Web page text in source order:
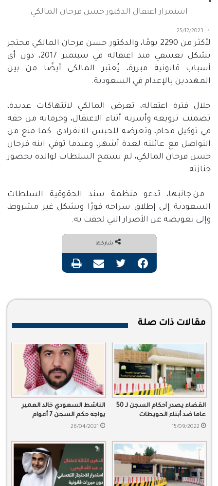
استمرار اعتقال الدكتور حسن فرحان المالكي
25/12/2023
لأكثر من 2290 يومًا، والدكتور حسن فرحان المالكي محتجز
بشكل تعسفي منذ اعتقاله في سبتمبر 2017، دون أي
أسباب قانونية مبررة، يُعتبر المالكي أيضًا من بين
المهددين بالإعدام في السعودية.
خلال فترة اعتقاله، تعرض المالكي لانتهاكات عديدة،
تضمنت ترويعه وأسرته أثناء الاعتقال، وحرمانه من حقه
في توكيل محام، وتعرضه للحبس الانفرادي. كما منع من
التواصل مع عائلته لعدة أشهر، وعندما توفي ابنه فرحان
حسن فرحان المالكي، لم تسمح السلطات لوالده بحضور
جنازته.
من جانبها، تدعو منظمة سند الحقوقية السلطات
السعودية إلى إطلاق سراحه فورًا وبشكل غير مشروط،
وإلى تعويضه عن الأضرار التي لحقت به.
شاركها
فيسبوك تويتر مشاركة عبر البريد طباعة
مقالات ذات صلة
القضاء يصدر أحكام السجن لـ 50
عاما ضد أبناء الحويطات
15/09/2022
الناشط السعودي خالد العمير
يواجه حكم السجن 7 أعوام
26/04/2021